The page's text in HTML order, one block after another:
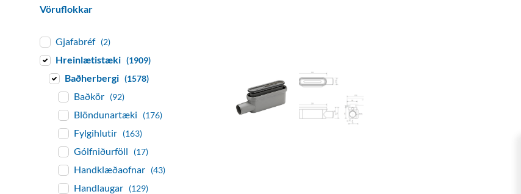
Vöruflokkar
Gjafabréf (2)
Hreinlætistæki (1909)
Baðherbergi (1578)
Baðkör (92)
Blöndunartæki (176)
Fylgihlutir (163)
Gólfniðurföll (17)
Handklæðaofnar (43)
Handlaugar (129)